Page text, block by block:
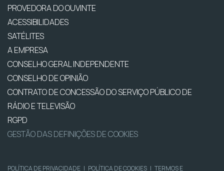
PROVEDORA DO OUVINTE
ACESSIBILIDADES
SATÉLITES
A EMPRESA
CONSELHO GERAL INDEPENDENTE
CONSELHO DE OPINIÃO
CONTRATO DE CONCESSÃO DO SERVIÇO PÚBLICO DE
RÁDIO E TELEVISÃO
RGPD
GESTÃO DAS DEFINIÇÕES DE COOKIES
POLÍTICA DE PRIVACIDADE | POLÍTICA DE COOKIES | TERMOS E